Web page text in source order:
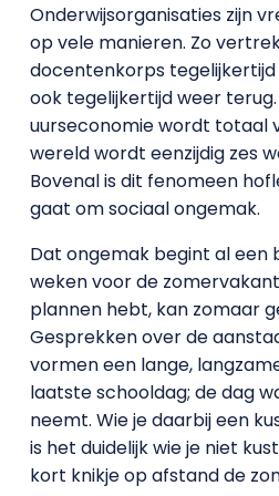
Onderwijsorganisaties zijn
op vele manieren. Zo
docentenkorps
ook tegelijkertijd weer
uurseconomie wordt totaal
wereld wordt eenzijdig zes
Bovenal is dit fenomeen
gaat om sociaal ongemak.
Dat ongemak begint al een
weken voor de
plannen hebt, kan zomaar
Gesprekken over de
vormen een lange,
laatste schooldag; de dag
neemt. Wie je daarbij een
is het duidelijk wie je niet
kort knikje op afstand de